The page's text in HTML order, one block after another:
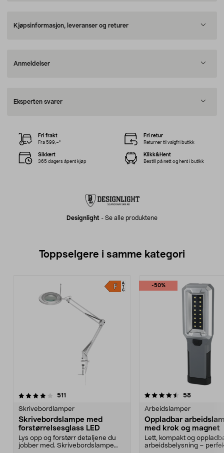
Kjøpsinformasjon, leveranser og returer
Anmeldelser
Eksperten svarer
Designlight - Se alle produktene
Fri frakt
Fra 599,–*
Fri retur
Returner til valgfri butikk
Sikkert
365 dagers åpent kjøp
Klikk&Hent
Bestill på nett og hent i butikk
Toppselgere i samme kategori
511
Skrivebordlamper
Skrivebordslampe med
forstørrelsesglass LED
Lys opp og forstørr detaljene du
jobber med. Skrivebordslampe
-50%
4.5 av 5 stjerner 58
Arbeidslamper
Oppladbar
med krok og magnet
Lett, kompakt og
arbeidsbelysning –
4.5 av 5 stjerner